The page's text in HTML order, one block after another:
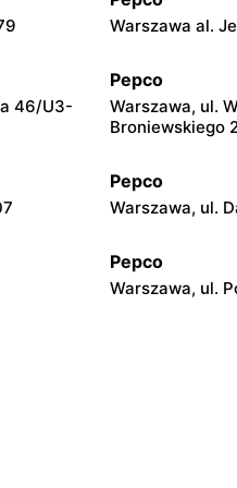
Warszawa al.
46/U3-
Pepco
Warszawa, ul.
Broniewskiego
Pepco
Warszawa, ul.
Pepco
Warszawa, ul.